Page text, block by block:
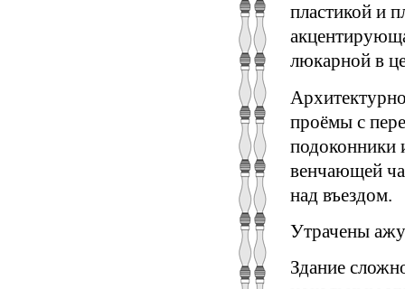
пластикой и
люкарной в
проёмы с
подоконники
венчающей
над въездом.
Утрачены
Здание